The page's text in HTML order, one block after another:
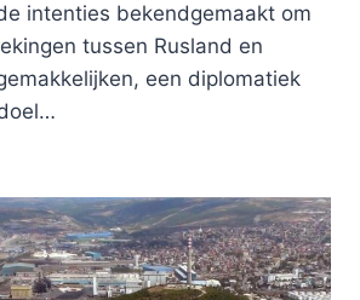
intenties bekendgemaakt om
tussen Rusland en
een diplomatiek